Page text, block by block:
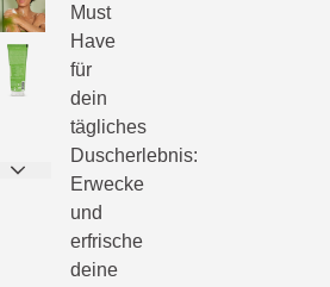
Must
Have
für
dein
tägliches
Duscherlebnis:
Erwecke
und
erfrische
deine